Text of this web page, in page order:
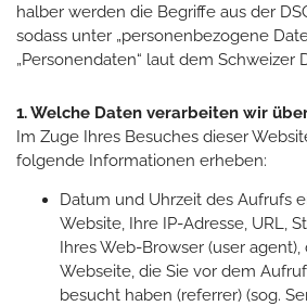
halber werden die Begriffe aus der
sodass unter „personenbezogene
„Personendaten“ laut dem Schweizer
1. Welche Daten verarbeiten wir
Im Zuge Ihres Besuches dieser
folgende Informationen erheben:
Datum und Uhrzeit des Aufrufs
Website, Ihre IP-Adresse, URL,
Ihres Web-Browser (user agent),
Webseite, die Sie vor dem
besucht haben (referrer) (sog.